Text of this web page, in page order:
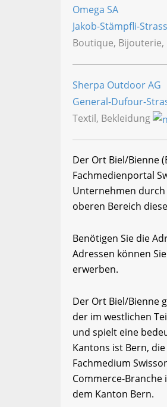
Omega SA
Jakob-Stämpfli-
Boutique, Bijouterie,
Sherpa Outdoor AG
General-Dufour-
Textil, Bekleidung
Der Ort Biel/Bienne
Fachmedienportal
Unternehmen durch
oberen Bereich
Benötigen Sie die
Adressen können
erwerben.
Der Ort Biel/Bienne
der im westlichen
und spielt eine
Kantons ist Bern,
Fachmedium
Commerce-
dem Kanton Bern.